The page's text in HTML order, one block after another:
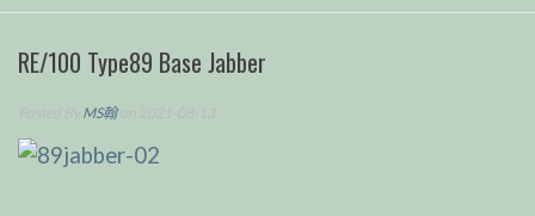
RE/100 Type89 Base Jabber
MS翰on 2021-08-13